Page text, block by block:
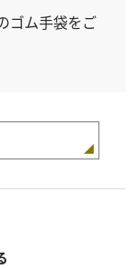
ゴム手袋をご